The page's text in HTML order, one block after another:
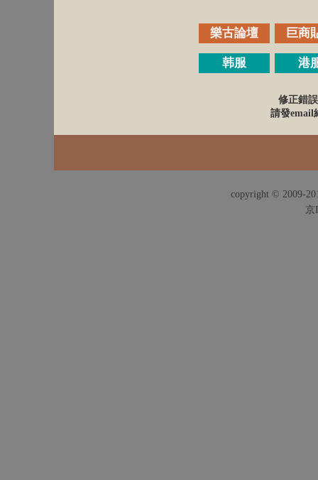
樂古論壇 巨商
韩服 港
修正錯
請發email
copyright © 2009-
京